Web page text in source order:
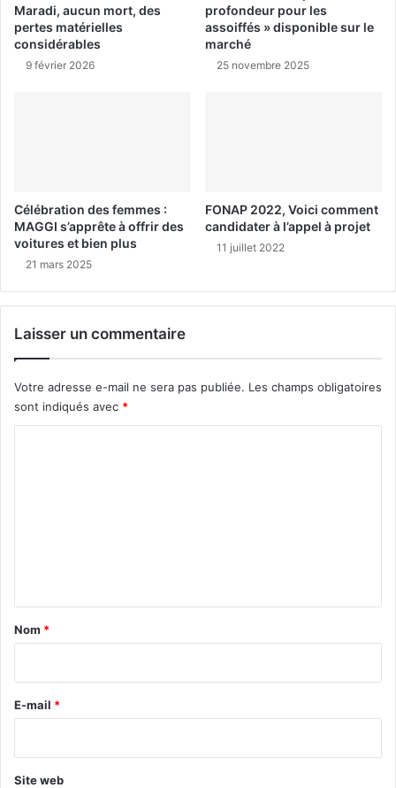
Maradi, aucun mort, des
pertes matérielles
considérables
9 février 2026
profondeur pour les
assoiffés » disponible sur le
marché
25 novembre 2025
Célébration des femmes :
MAGGI s’apprête à offrir des
voitures et bien plus
21 mars 2025
FONAP 2022, Voici comment
candidater à l’appel à projet
11 juillet 2022
Laisser un commentaire
Votre adresse e-mail ne sera pas publiée. Les champs obligatoires
sont indiqués avec *
a
e
Nom *
E-mail *
Site web